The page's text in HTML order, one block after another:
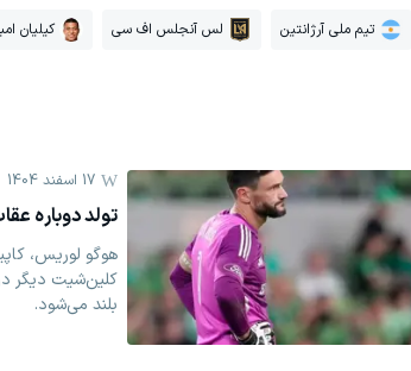
تیم ملی آرژانتین لس آنجلس اف سی کیلیان
17 اسفند 1404
تولد دوباره
هوگو لوریس،
کلین‌شیت دیگر
بلند می‌شود.